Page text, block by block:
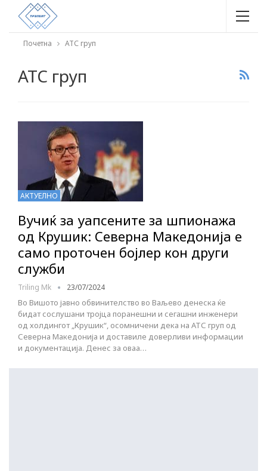
Почетна АТС груп
АТС груп
АКТУЕЛНО
Вучиќ за уапсените за шпионажа
од Крушик: Северна Македонија е
само проточен бојлер кон други
служби
Triling Mk 23/07/2024
Во Вишото јавно обвинителство во Ваљево денеска ќе
бидат сослушани тројца поранешни и сегашни инженери
од холдингот „Крушик“, осомничени дека на АТС груп од
Северна Македонија и доставиле доверливи информации
и документација. Денес за оваа…